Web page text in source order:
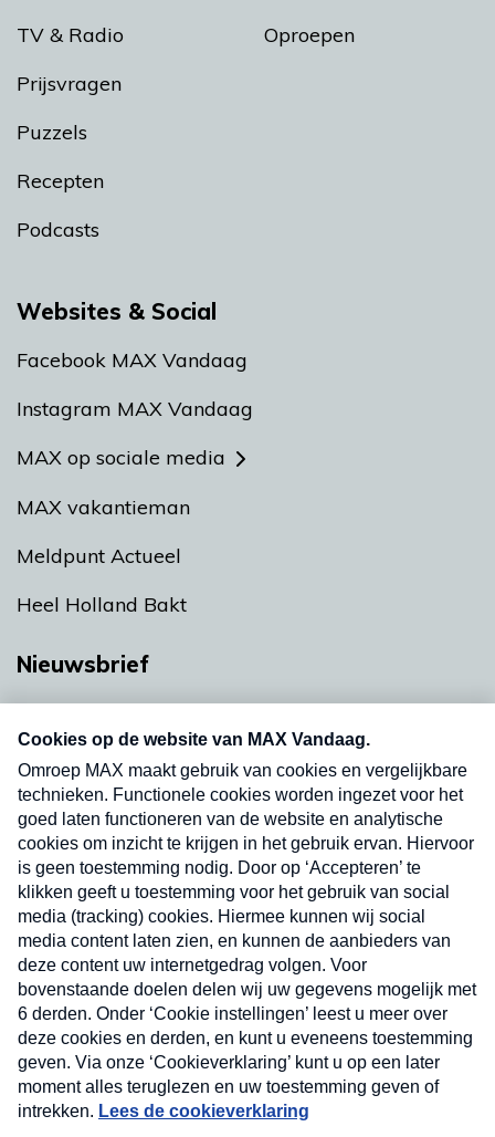
TV & Radio
Prijsvragen
Puzzels
Recepten
Podcasts
Oproepen
Websites & Social
Facebook MAX Vandaag
Instagram MAX Vandaag
MAX op sociale media
MAX vakantieman
Meldpunt Actueel
Heel Holland Bakt
Nieuwsbrief
nieuwsbrief. Elke vrijdag- en dinsdagochtend in
uw mailbox.
Verzend
Nieuwsbrief
Neem hier een gratis abonnement op onze
nieuwsbrief. Elke vrijdag- en dinsdagochtend in uw